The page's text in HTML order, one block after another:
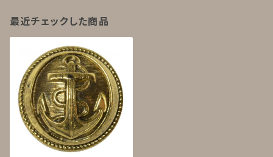
最近チェックした商品